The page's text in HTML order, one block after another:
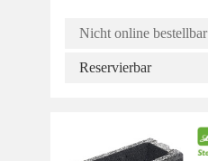
Nicht online bestellbar
Reservierbar